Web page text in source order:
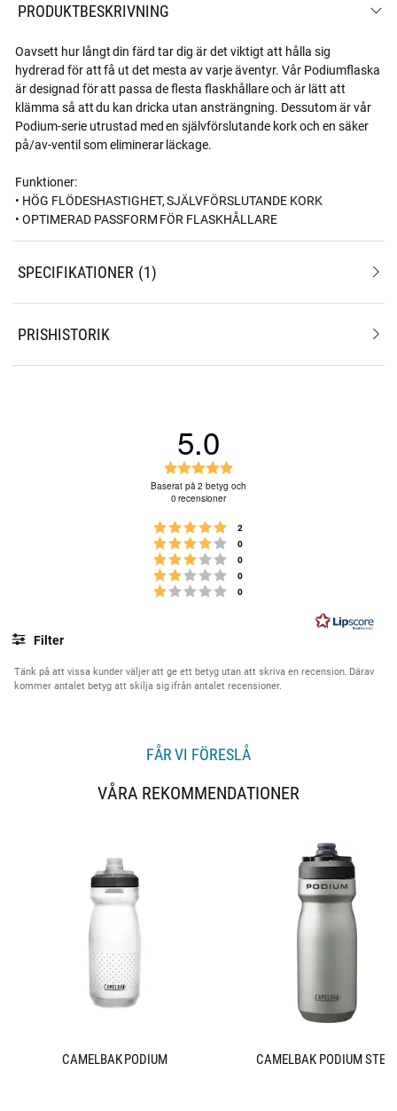
PRODUKTBESKRIVNING
Oavsett hur långt din färd tar dig är det viktigt att hålla sig
hydrerad för att få ut det mesta av varje äventyr. Vår Podiumflaska
är designad för att passa de flesta flaskhållare och är lätt att
klämma så att du kan dricka utan ansträngning. Dessutom är vår
Podium-serie utrustad med en självförslutande kork och en säker
på/av-ventil som eliminerar läckage.
Funktioner:
• HÖG FLÖDESHASTIGHET, SJÄLVFÖRSLUTANDE KORK
• OPTIMERAD PASSFORM FÖR FLASKHÅLLARE
SPECIFIKATIONER 1
PRISHISTORIK
Betyg: 5 utav 5 stjärnor
2
Betyg: 4 utav 5 stjärnor
0
Betyg: 3 utav 5 stjärnor
0
Betyg: 2 utav 5 stjärnor
0
Betyg: 1 utav 5 stjärnor
0
5.0
e
y
g
5
a
v
t
j
r
Baserat på 2 betyg och
0 recensioner
Filter
Betyg Bilder
Tänk på att vissa kunder väljer att ge ett betyg utan att skriva en recension. Därav
kommer antalet betyg att skilja sig ifrån antalet recensioner.
FÅR VI FÖRESLÅ
VÅRA REKOMMENDATIONER
CAMELBAK PODIUM CAMELBAK PODIUM STEEL